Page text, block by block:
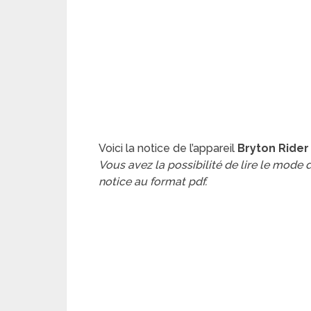
Voici la notice de l’appareil Bryton
Vous avez la possibilité de lire le mode
notice au format pdf.